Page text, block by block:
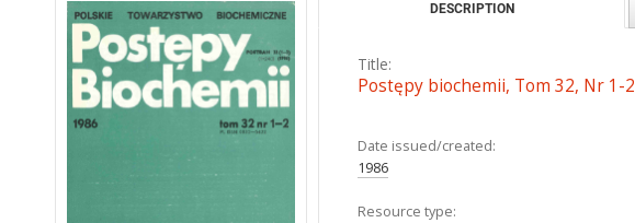
DESCRIPTION
Title:
Postępy biochemii, Tom 32, Nr 1-2
Date issued/created:
1986
Resource type: